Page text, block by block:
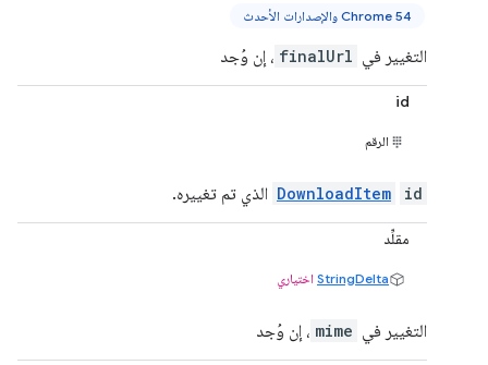
Chrome 54 والإصدارات الأحدث
التغيير في finalUrl ، إن وُجد
id
الرقم
id
DownloadItem الذي تم تغييره.
مقلِّد
StringDelta اختياري
التغيير في mime ، إن وُجد